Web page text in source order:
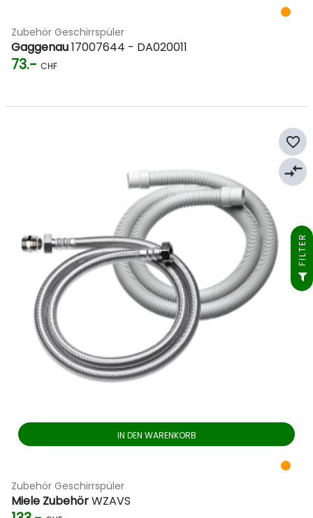
Zubehör Geschirrspüler
Gaggenau17007644 - DA020011
73.- CHF
IN DEN WARENKORB
Zubehör Geschirrspüler
Miele ZubehörWZAVS
favorite_border
compare_arrows
FILTER